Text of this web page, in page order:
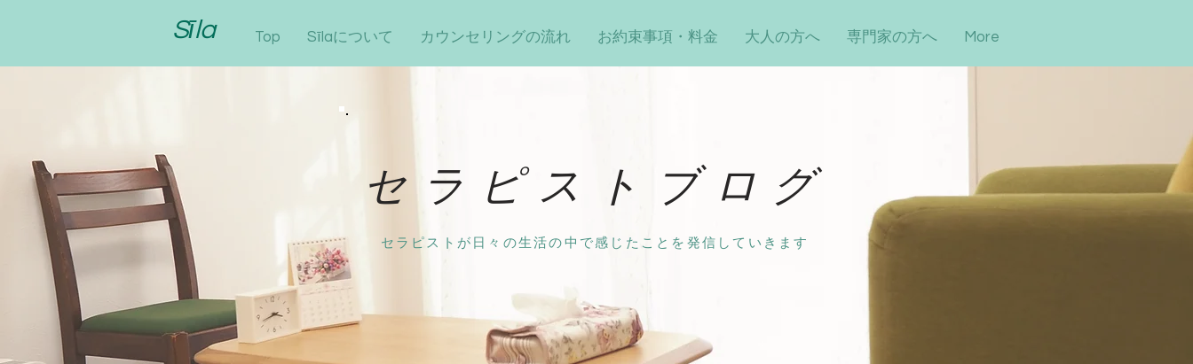
Sīla Top Sīlaについて カウンセリングの流れ お約束事項・料金 大人の方へ 専門家の方へ More
セラピストブログ
セラピストが日々の生活の中で感じたことを発信していきます